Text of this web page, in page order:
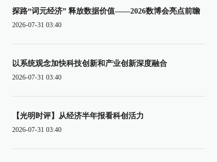
探路“词元经济” 释放数据价值——2026数博会亮点前瞻
2026-07-31 03:40
以系统观念加快科技创新和产业创新深度融合
2026-07-31 03:40
【光明时评】从经济半年报看科创活力
2026-07-31 03:40